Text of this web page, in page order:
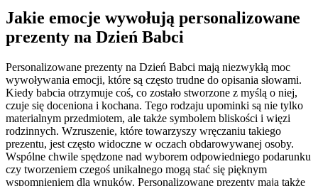
Jakie emocje wywołują personalizowane
prezenty na Dzień Babci
Personalizowane prezenty na Dzień Babci mają niezwykłą moc
wywoływania emocji, które są często trudne do opisania słowami.
Kiedy babcia otrzymuje coś, co zostało stworzone z myślą o niej,
czuje się doceniona i kochana. Tego rodzaju upominki są nie tylko
materialnym przedmiotem, ale także symbolem bliskości i więzi
rodzinnych. Wzruszenie, które towarzyszy wręczaniu takiego
prezentu, jest często widoczne w oczach obdarowywanej osoby.
Wspólne chwile spędzone nad wyborem odpowiedniego podarunku
czy tworzeniem czegoś unikalnego mogą stać się pięknym
wspomnieniem dla wnuków. Personalizowane prezenty mają także